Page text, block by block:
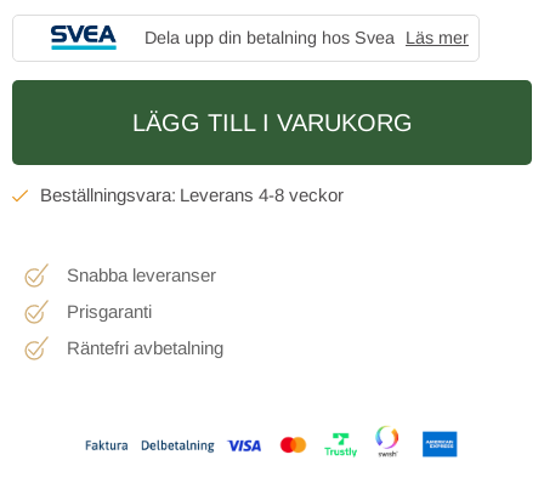
Dela upp din betalning hos Svea Läs mer
LÄGG TILL I VARUKORG
4-8 veckor
Snabba leveranser
Prisgaranti
Räntefri avbetalning